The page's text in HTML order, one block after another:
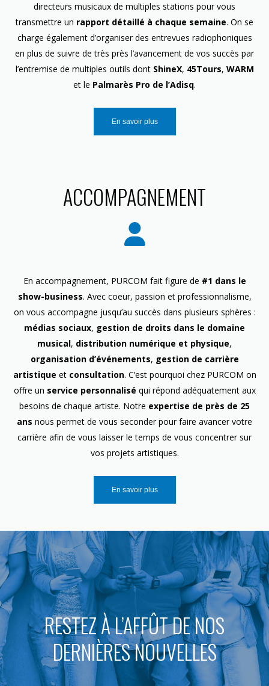
directeurs musicaux de multiples stations pour vous
transmettre un rapport détaillé à chaque semaine. On se
charge également d’organiser des entrevues radiophoniques
en plus de suivre de très près l’avancement de vos succès par
l’entremise de multiples outils dont ShineX, 45Tours, WARM
et le Palmarès Pro de l’Adisq.
En savoir plus
ACCOMPAGNEMENT
En accompagnement, PURCOM fait figure de #1 dans le
show-business. Avec coeur, passion et professionnalisme,
on vous accompagne jusqu’au succès dans plusieurs sphères :
médias sociaux, gestion de droits dans le domaine
musical, distribution numérique et physique,
organisation d’événements, gestion de carrière
artistique etconsultation. C’est pourquoi chez PURCOM on
offre un service personnalisé qui répond adéquatement aux
besoins de chaque artiste. Notre expertise de près de 25
ans nous permet de vous seconder pour faire avancer votre
carrière afin de vous laisser le temps de vous concentrer sur
vos projets artistiques.
En savoir plus
RESTEZ À L’AFFÛT DE NOS
DERNIÈRES NOUVELLES